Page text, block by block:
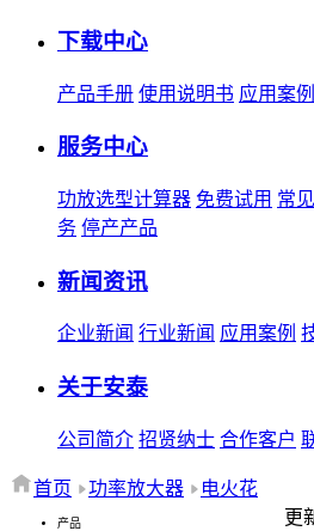
下载中心
产品手册 使用说明书 应用案
服务中心
功放选型计算器 免费试用 常
务 停产产品
新闻资讯
企业新闻 行业新闻 应用案例
关于安泰
公司简介 招贤纳士 合作客户
首页 功率放大器
电火花
更
产品